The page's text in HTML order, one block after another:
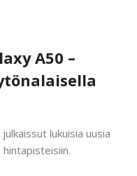
A50 –
lukuisia uusia
hintapisteisiin.